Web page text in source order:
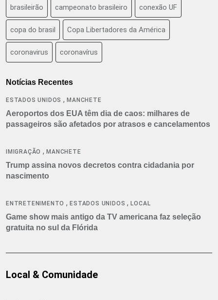
brasileirão campeonato brasileiro conexão UF
copa do brasil Copa Libertadores da América
coronavirus coronavírus
Notícias Recentes
ESTADOS UNIDOS ,MANCHETE
Aeroportos dos EUA têm dia de caos: milhares de
passageiros são afetados por atrasos e cancelamentos
IMIGRAÇÃO ,MANCHETE
Trump assina novos decretos contra cidadania por
nascimento
ENTRETENIMENTO ,ESTADOS UNIDOS ,LOCAL
Game show mais antigo da TV americana faz seleção
gratuita no sul da Flórida
Local & Comunidade